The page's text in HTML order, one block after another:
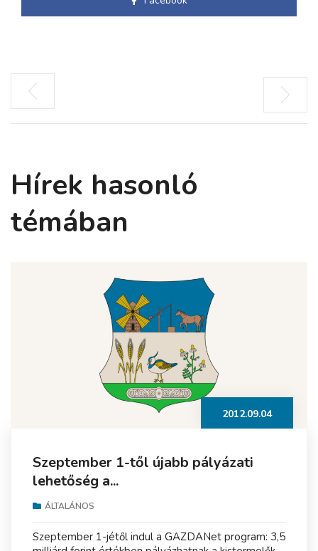
Hírek hasonló
témában
2012.09.04
Szeptember 1-től újabb pályázati
lehetőség a...
ÁLTALÁNOS
Szeptember 1-jétől indul a GAZDANet program: 3,5